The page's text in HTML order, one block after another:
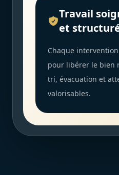
Travail
et
Chaque
pour libérer le bien
tri, évacuation et
valorisables.